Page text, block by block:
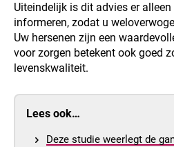
Uiteindelijk is dit advies er
informeren, zodat u
Uw hersenen zijn een
voor zorgen betekent ook goed
levenskwaliteit.
Lees ook…
Deze studie weerlegt de